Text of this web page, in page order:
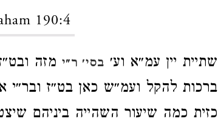
190:4
שתיית יין עמ״א וע׳ בסי׳ ר״י מזה
ברכות להקל ועמ״ש כאן בט״ז ובר״י
כזית כמה שיעור השהייה ביניהם